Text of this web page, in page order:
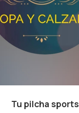
Tu pilcha sports